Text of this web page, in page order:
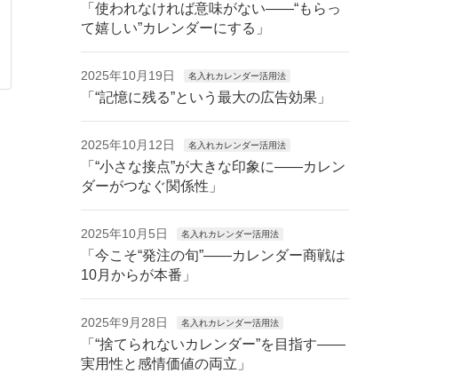
「使われなければ意味がない——“もらっ
て嬉しい”カレンダーにする」
2025年10月19日 名入れカレンダー活用法
「“記憶に残る”という最大の広告効果」
2025年10月12日 名入れカレンダー活用法
「“小さな接点”が大きな印象に——カレン
ダーがつなぐ関係性」
2025年10月5日 名入れカレンダー活用法
「今こそ“発注の旬”——カレンダー商戦は
10月からが本番」
2025年9月28日 名入れカレンダー活用法
「“捨てられないカレンダー”を目指す——
実用性と感情価値の両立」